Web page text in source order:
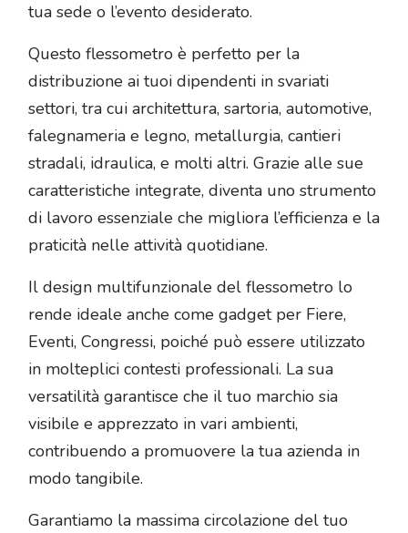
tua sede o l’evento desiderato.
Questo flessometro è perfetto per la
distribuzione ai tuoi dipendenti in svariati
settori, tra cui architettura, sartoria, automotive,
falegnameria e legno, metallurgia, cantieri
stradali, idraulica, e molti altri. Grazie alle sue
caratteristiche integrate, diventa uno strumento
di lavoro essenziale che migliora l’efficienza e la
praticità nelle attività quotidiane.
Il design multifunzionale del flessometro lo
rende ideale anche come gadget per Fiere,
Eventi, Congressi, poiché può essere utilizzato
in molteplici contesti professionali. La sua
versatilità garantisce che il tuo marchio sia
visibile e apprezzato in vari ambienti,
contribuendo a promuovere la tua azienda in
modo tangibile.
Garantiamo la massima circolazione del tuo